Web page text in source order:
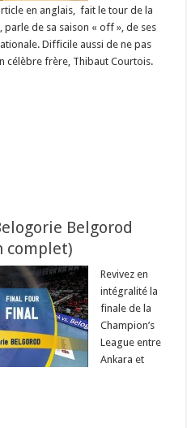
en anglais, fait le tour de la
de sa saison « off », de ses
Difficile aussi de ne pas
célèbre frère, Thibaut Courtois.
Belgorod
complet)
Revivez en
intégralité la
finale de la
Champion’s
League entre
Ankara et